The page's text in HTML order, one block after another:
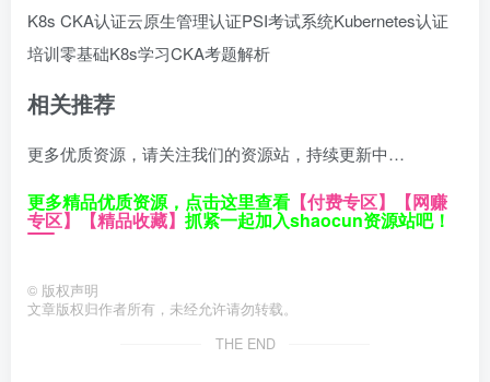
K8s CKA认证云原生管理认证PSI考试系统Kubernetes认证
培训零基础K8s学习CKA考题解析
相关推荐
更多优质资源，请关注我们的资源站，持续更新中…
更多精品优质资源，点击这里查看 【付费专区】 【网赚
专区】 【精品收藏】 抓紧一起加入shaocun资源站吧！
© 版权声明
文章版权归作者所有，未经允许请勿转载。
THE END